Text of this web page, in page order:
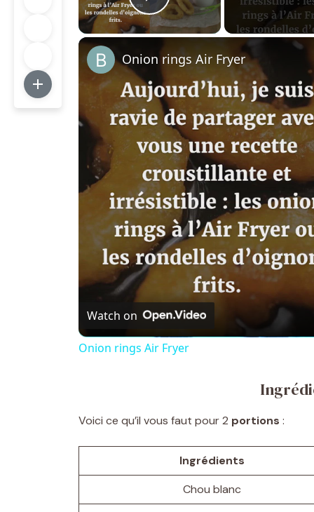
Play Video
Onion rings Air Fryer
Watch on
Onion rings Air Fryer
Voici ce qu’il vous faut pour 2 portions :
Ingrédients
Chou blanc